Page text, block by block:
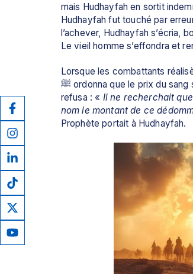
mais Hudhayfah en sortit
Hudhayfah fut touché par
l’achever, Hudhayfah s’écria,
Le vieil homme s’effondra et
Lorsque les combattants
ﷺ ordonna que le prix du sang soit versé à Hudhayfa en compensation de la mort de son père, mais celui-ci
refusa : « Il ne recherchait
nom le montant de ce
Prophète portait à Hudhayfah.